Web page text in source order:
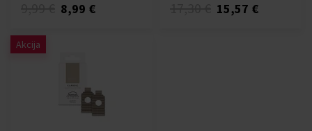
8,99 € 15,57 €
Akcija